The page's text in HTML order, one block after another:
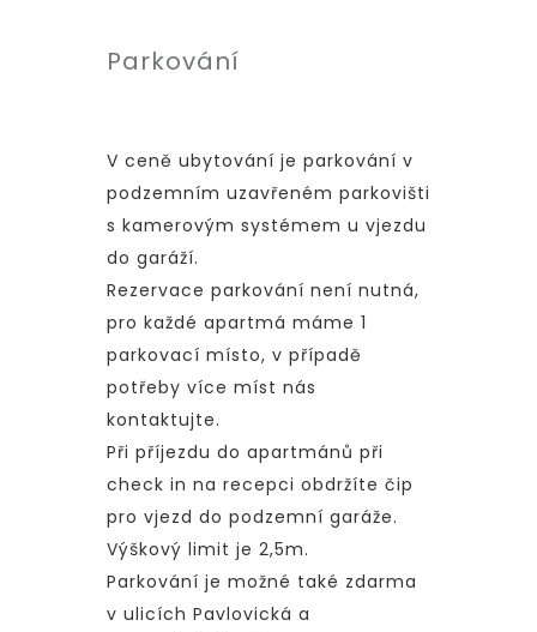
Parkování
V ceně ubytování je parkování v
podzemním uzavřeném parkovišti
s kamerovým systémem u vjezdu
do garáží.
Rezervace parkování není nutná,
pro každé apartmá máme 1
parkovací místo, v případě
potřeby více míst nás
kontaktujte.
Při příjezdu do apartmánů při
check in na recepci obdržíte čip
pro vjezd do podzemní garáže.
Výškový limit je 2,5m.
Parkování je možné také zdarma
v ulicích Pavlovická a